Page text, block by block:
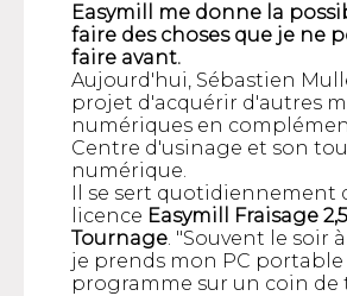
Easymill me donne la
faire des choses que je ne
faire avant.
Aujourd'hui, Sébastien
projet d'acquérir d'autres
numériques en
Centre d'usinage et son
numérique.
Il se sert quotidiennement
licence Easymill Fraisage
Tournage. "Souvent le soir
je prends mon PC portable
programme sur un coin de